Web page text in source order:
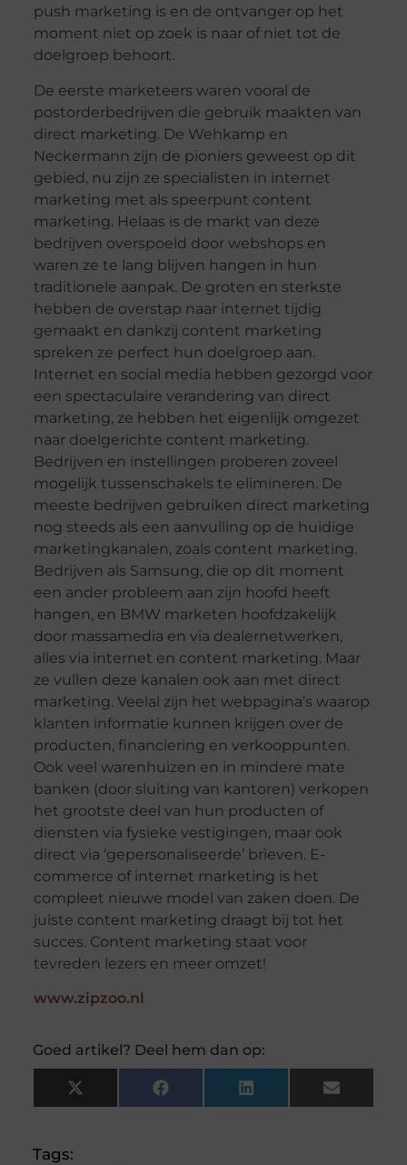
push marketing is en de ontvanger op het
moment niet op zoek is naar of niet tot de
doelgroep behoort.
De eerste marketeers waren vooral de
postorderbedrijven die gebruik maakten van
direct marketing. De Wehkamp en
Neckermann zijn de pioniers geweest op dit
gebied, nu zijn ze specialisten in internet
marketing met als speerpunt content
marketing. Helaas is de markt van deze
bedrijven overspoeld door webshops en
waren ze te lang blijven hangen in hun
traditionele aanpak. De groten en sterkste
hebben de overstap naar internet tijdig
gemaakt en dankzij content marketing
spreken ze perfect hun doelgroep aan.
Internet en social media hebben gezorgd voor
een spectaculaire verandering van direct
marketing, ze hebben het eigenlijk omgezet
naar doelgerichte content marketing.
Bedrijven en instellingen proberen zoveel
mogelijk tussenschakels te elimineren. De
meeste bedrijven gebruiken direct marketing
nog steeds als een aanvulling op de huidige
marketingkanalen, zoals content marketing.
Bedrijven als Samsung, die op dit moment
een ander probleem aan zijn hoofd heeft
hangen, en BMW marketen hoofdzakelijk
door massamedia en via dealernetwerken,
alles via internet en content marketing. Maar
ze vullen deze kanalen ook aan met direct
marketing. Veelal zijn het webpagina’s waarop
klanten informatie kunnen krijgen over de
producten, financiering en verkooppunten.
Ook veel warenhuizen en in mindere mate
banken (door sluiting van kantoren) verkopen
het grootste deel van hun producten of
diensten via fysieke vestigingen, maar ook
direct via ‘gepersonaliseerde’ brieven. E-
commerce of internet marketing is het
compleet nieuwe model van zaken doen. De
juiste content marketing draagt bij tot het
succes. Content marketing staat voor
tevreden lezers en meer omzet!
www.zipzoo.nl
Goed artikel? Deel hem dan op:
X
(Twitter)
Facebook LinkedIn Email
Tags: